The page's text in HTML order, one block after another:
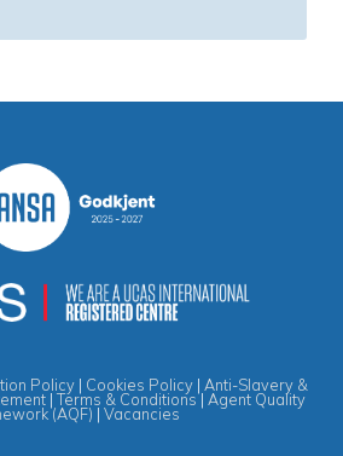
Policy | Cookies Policy | Anti-Slavery &
| Terms & Conditions| Agent Quality
(AQF) | Vacancies